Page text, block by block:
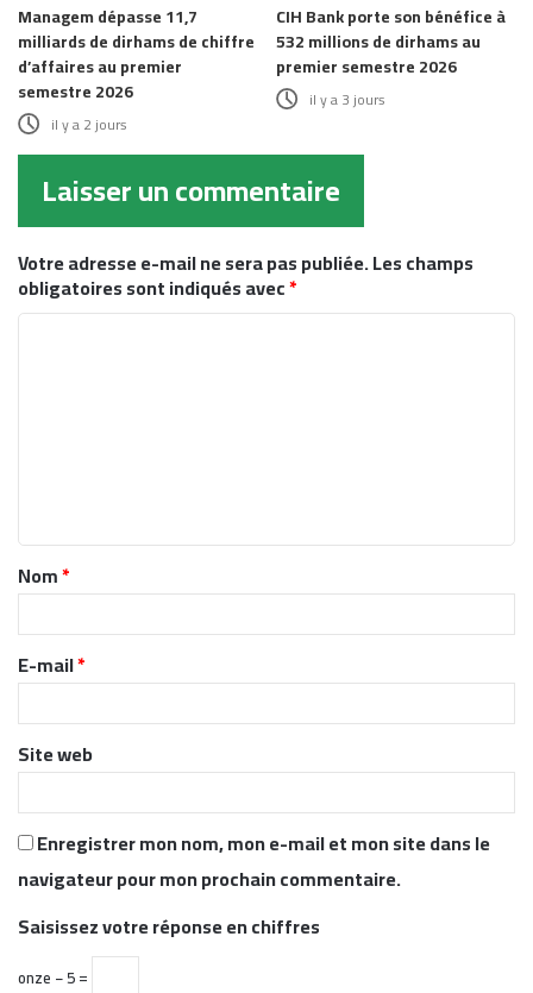
Managem dépasse 11,7
milliards de dirhams de chiffre
d’affaires au premier
semestre 2026
il y a 2 jours
CIH Bank porte son bénéfice à
532 millions de dirhams au
premier semestre 2026
il y a 3 jours
Laisser un commentaire
Votre adresse e-mail ne sera pas publiée.Les champs
obligatoires sont indiqués avec*
t
a
r
e
*
Nom*
E-mail*
Site web
Enregistrer mon nom, mon e-mail et mon site dans le
navigateur pour mon prochain commentaire.
Saisissez votre réponse en chiffres
onze − 5 =